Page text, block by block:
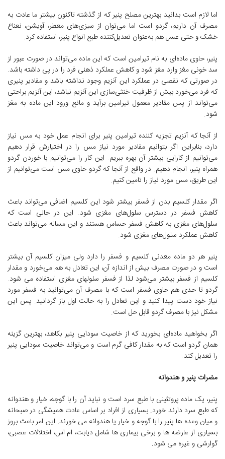
اما لازم است بدانید بهترین مصلح پنیر که از گذشته تاکنون بیشتر ما عادت به
مصرف آن داریم، گردو است اما می‌توان از سبزی‌های معطر، آویشن، نعناع
خشک و حتی عسل هم به‌عنوان تعدیل‌کننده طبع انواع پنیر، استفاده کرد.
پنیر، حاوی ماده‌ای به نام تیرامین است که این ماده می‌تواند در صورت عبور از
سد خونی مغز وارد مغز شود و کاهش عملکرد ذهنی فرد را در پی داشته باشد.
در صورتی که نقصی در عملکرد این آنزیم وجود نداشته باشد و مقادیر پنیری
که فرد می‌خورد بیش از ظرفیت خنثی‌سازی این آنزیم نباشد، این آنزیم براحتی
می‌تواند از پس مقادیر معمول تیرامین برآید و مانع ورود این ماده به مغز
شود.
از آنجا که آنزیم تجزیه کننده تیرامین پنیر برای انجام عمل خود به مس نیاز
دارد، بنابراین اگر بتوانیم مقادیر مورد نیاز مس را در اختیارش قرار دهیم
می‌توانیم از کارایی بیشتر آن بهره ببریم. این کار را می‌توانیم با خوردن گردو
همراه پنیر، انجام دهیم. در واقع از آنجا که گردو حاوی مس است می‌توانیم از
این طریق، مس مورد نیاز را تامین کنیم.
اگر مقدار کلسیم بدن از فسفر بیشتر شود این کلسیم اضافی می‌تواند باعث
کاهش فسفر در دسترس سلول‌های مغزی شود. این در حالی است که
سلول‌های مغزی به کاهش فسفر حساس هستند و این مساله می‌تواند باعث
کاهش عملکرد سلول‌های مغزی شود.
پنیر هر دو ماده معدنی کلسیم و فسفر را دارد ولی میزان کلسیم آن بیشتر
است و در صورت مصرف بیش از اندازه آن، این تعادل به هم می‌خورد و مقدار
کلسیم از فسفر بیشتر می‌شود لذا از فسفر سلولهای مغزی استفاده می شود.
گردو تا حدی هم حاوی فسفر است که با مصرف آن می‌توانید به فسفر مورد
نیاز خود دست پیدا کنید و این تعادل را به حالت اول باز گردانید. پس این
مشکل نیز با مصرف گردو قابل حل است.
اگر بخواهید ماده‌ای بخورید که از خاصیت سودایی پنیر بکاهد، بهترین گزینه
همان گردو است که به مقدار کافی گرم است و می‌تواند خاصیت سودایی پنیر
را تعدیل کند.
مضرات پنیر و هندوانه
پنیر، یک ماده پروتئینی با طبع سرد است و نباید آن را با گوجه، خیار و هندوانه
که طبع سرد دارند خورد. بسیاری از افراد بر اساس عادت همیشگی در صبحانه
و میان وعده ها پنیر را با گوجه و خیار یا هندوانه می خورند. این امر باعث بروز
بسیاری از عارضه ها و برخی بیماری ها شامل دیابت، ام اس، اختلالات عصبی،
گوارشی و غیره می شود.